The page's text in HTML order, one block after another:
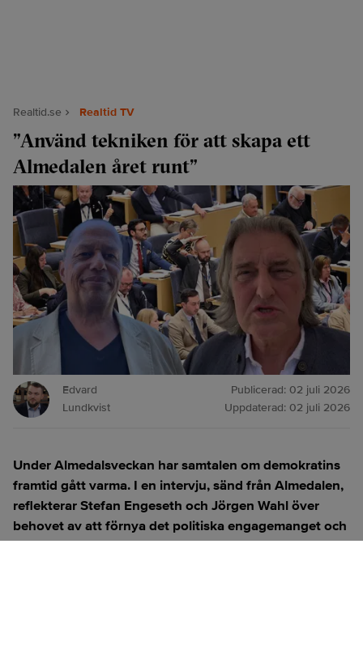
Realtid.se Realtid TV
”Använd tekniken för att skapa ett
Almedalen året runt”
Edvard
Lundkvist
Publicerad: 02 juli 2026
Uppdaterad: 02 juli 2026
Under Almedalsveckan har samtalen om demokratins
framtid gått varma. I en intervju, sänd från Almedalen,
reflekterar Stefan Engeseth och Jörgen Wahl över
behovet av att förnya det politiska engagemanget och
hur modern teknik kan användas för att överbrygga